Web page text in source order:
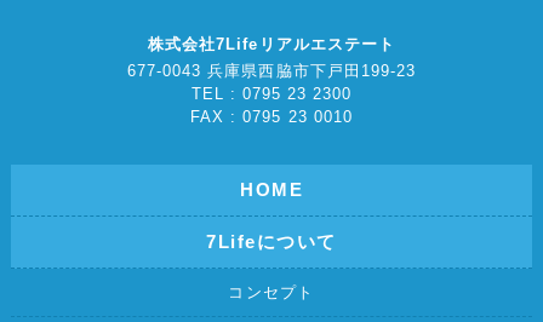
株式会社7Lifeリアルエステート
677-0043 兵庫県西脇市下戸田199-23
TEL : 0795 23 2300
FAX : 0795 23 0010
HOME
7Lifeについて
コンセプト